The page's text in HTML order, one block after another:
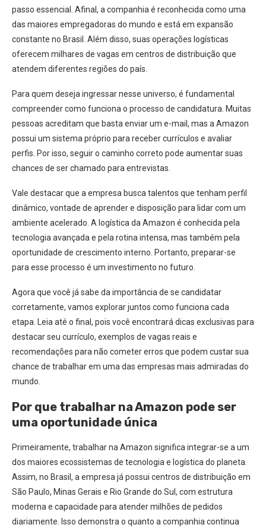
passo essencial. Afinal, a companhia é reconhecida como uma
das maiores empregadoras do mundo e está em expansão
constante no Brasil. Além disso, suas operações logísticas
oferecem milhares de vagas em centros de distribuição que
atendem diferentes regiões do país.
Para quem deseja ingressar nesse universo, é fundamental
compreender como funciona o processo de candidatura. Muitas
pessoas acreditam que basta enviar um e-mail, mas a Amazon
possui um sistema próprio para receber currículos e avaliar
perfis. Por isso, seguir o caminho correto pode aumentar suas
chances de ser chamado para entrevistas.
Vale destacar que a empresa busca talentos que tenham perfil
dinâmico, vontade de aprender e disposição para lidar com um
ambiente acelerado. A logística da Amazon é conhecida pela
tecnologia avançada e pela rotina intensa, mas também pela
oportunidade de crescimento interno. Portanto, preparar-se
para esse processo é um investimento no futuro.
Agora que você já sabe da importância de se candidatar
corretamente, vamos explorar juntos como funciona cada
etapa. Leia até o final, pois você encontrará dicas exclusivas para
destacar seu currículo, exemplos de vagas reais e
recomendações para não cometer erros que podem custar sua
chance de trabalhar em uma das empresas mais admiradas do
mundo.
Por que trabalhar na Amazon pode ser
uma oportunidade única
Primeiramente, trabalhar na Amazon significa integrar-se a um
dos maiores ecossistemas de tecnologia e logística do planeta.
Assim, no Brasil, a empresa já possui centros de distribuição em
São Paulo, Minas Gerais e Rio Grande do Sul, com estrutura
moderna e capacidade para atender milhões de pedidos
diariamente. Isso demonstra o quanto a companhia continua